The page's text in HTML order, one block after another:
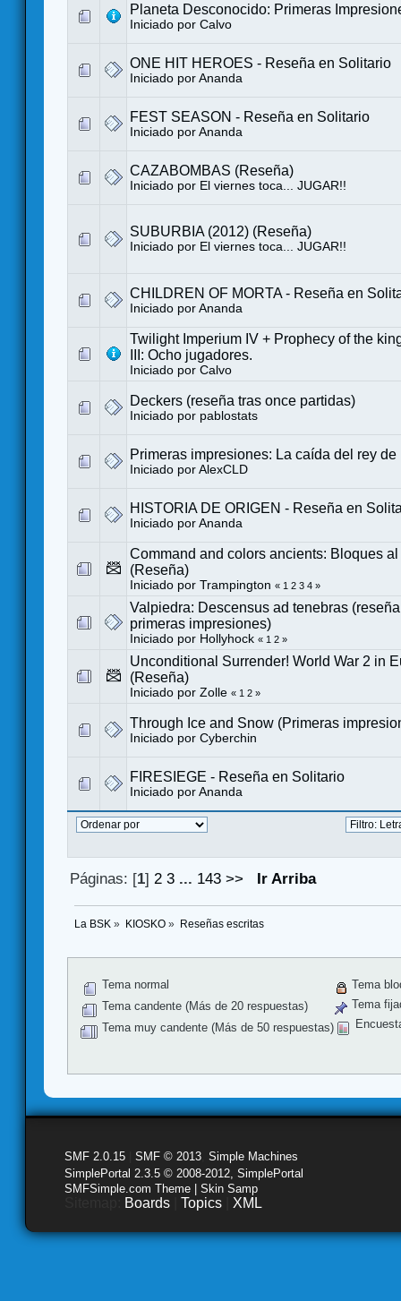
Planeta Desconocido: Primeras
Iniciado por Calvo
ONE HIT HEROES - Reseña en Solitario
Iniciado por Ananda
FEST SEASON - Reseña en Solitario
Iniciado por Ananda
CAZABOMBAS (Reseña)
Iniciado por El viernes toca... JUGAR!!
SUBURBIA (2012) (Reseña)
Iniciado por El viernes toca... JUGAR!!
CHILDREN OF MORTA - Reseña en
Iniciado por Ananda
Twilight Imperium IV + Prophecy of the
III: Ocho jugadores.
Iniciado por Calvo
Deckers (reseña tras once partidas)
Iniciado por pablostats
Primeras impresiones: La caída del rey de
Iniciado por AlexCLD
HISTORIA DE ORIGEN - Reseña en
Iniciado por Ananda
Command and colors ancients: Bloques
(Reseña)
Iniciado por Trampington « 1 2 3 4 »
Valpiedra: Descensus ad tenebras
primeras impresiones)
Iniciado por Hollyhock « 1 2 »
Unconditional Surrender! World War 2 in
(Reseña)
Iniciado por Zolle « 1 2 »
Through Ice and Snow (Primeras
Iniciado por Cyberchin
FIRESIEGE - Reseña en Solitario
Iniciado por Ananda
Páginas: [1] 2 3 ... 143 >> Ir Arriba
La BSK » KIOSKO» Reseñas escritas
Tema normal
Tema candente (Más de 20 respuestas)
Tema muy candente (Más de 50 respuestas)
Tema
Tema
SMF 2.0.15 SMF © 2013 Simple Machines
SimplePortal 2.3.5 © 2008-2012, SimplePortal
SMFSimple.com Theme | Skin Samp
Boards Topics XML